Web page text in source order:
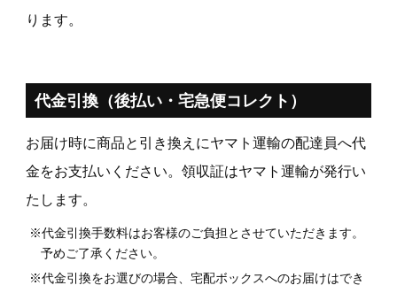
ります。
代金引換（後払い・宅急便コレクト）
お届け時に商品と引き換えにヤマト運輸の配達員へ代
金をお支払いください。領収証はヤマト運輸が発行い
たします。
※代金引換手数料はお客様のご負担とさせていただきます。
予めご了承ください。
※代金引換をお選びの場合、宅配ボックスへのお届けはでき